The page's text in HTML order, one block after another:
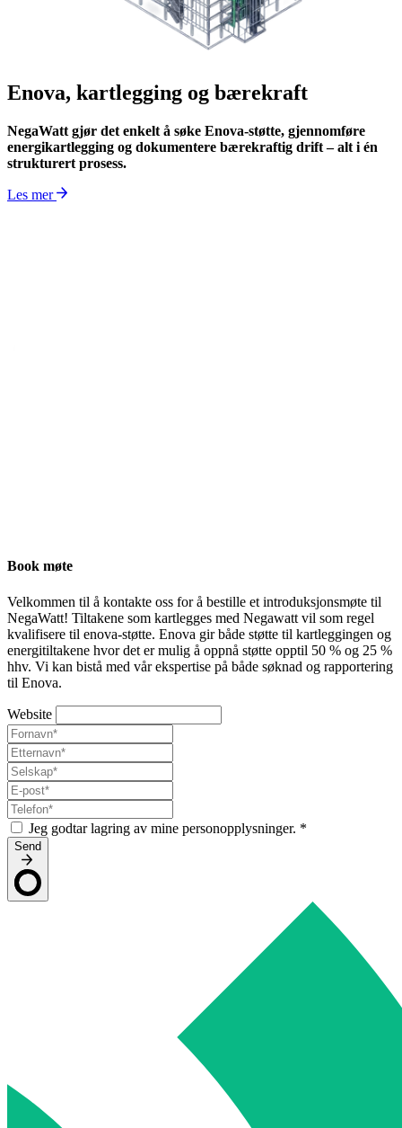
Enova, kartlegging og bærekraft
NegaWatt gjør det enkelt å søke Enova-støtte, gjennomføre
energikartlegging og dokumentere bærekraftig drift – alt i én
strukturert prosess.
Les mer
Book møte
Velkommen til å kontakte oss for å bestille et introduksjonsmøte til
NegaWatt! Tiltakene som kartlegges med Negawatt vil som regel
kvalifisere til enova-støtte. Enova gir både støtte til kartleggingen og
energitiltakene hvor det er mulig å oppnå støtte opptil 50 % og 25 %
hhv. Vi kan bistå med vår ekspertise på både søknad og rapportering
til Enova.
Website
Jeg godtar lagring av mine personopplysninger. *
Send